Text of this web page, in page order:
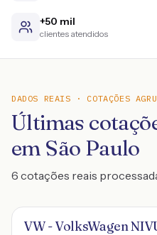
+50 mil
clientes atendidos
DADOS REAIS · COTAÇÕES
Últimas
em São Paulo
6 cotações reais
VW - VolksWagen